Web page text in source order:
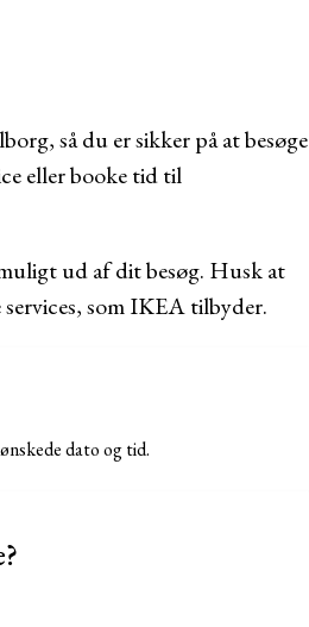
så du er sikker på at besøge
eller booke tid til
ud af dit besøg. Husk at
som IKEA tilbyder.
dato og tid.